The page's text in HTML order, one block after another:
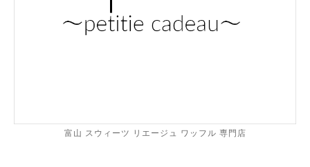
富山 スウィーツ リエージュ ワッフル 専門店